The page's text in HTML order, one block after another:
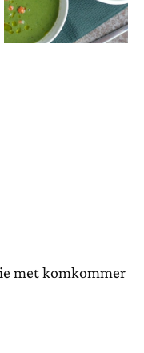
met komkommer